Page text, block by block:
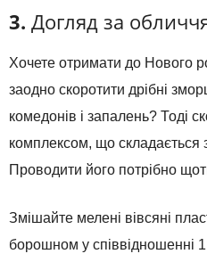
3. Догляд за
Хочете отримати до Нового
заодно скоротити дрібні
комедонів і запалень? Тоді
комплексом, що складається
Проводити його потрібно
Змішайте мелені вівсяні
борошном у співвідношенні